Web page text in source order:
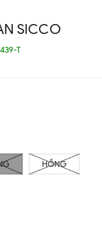
SICCO
T
HỒNG